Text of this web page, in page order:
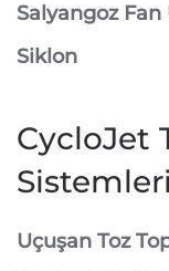
Salyangoz
Siklon
CycloJet
Sistemleri
⁠Uçuşan Toz